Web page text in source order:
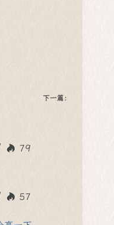
下一篇：
79
57